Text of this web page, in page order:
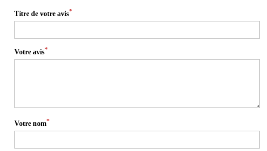
Titre de votre avis*
Votre avis*
Votre nom*